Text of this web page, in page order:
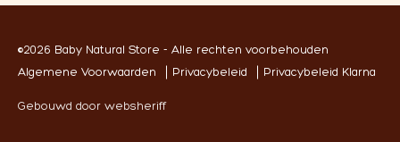
©2026 Baby Natural Store - Alle rechten voorbehouden
Algemene Voorwaarden
Privacybeleid Privacybeleid Klarna
Gebouwd door websheriff